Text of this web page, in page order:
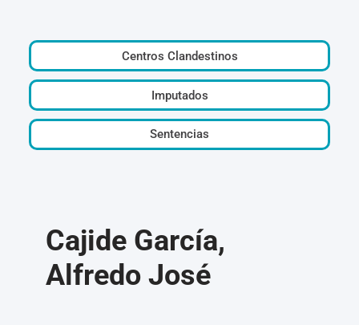
Centros Clandestinos
Imputados
Sentencias
Cajide García,
Alfredo José